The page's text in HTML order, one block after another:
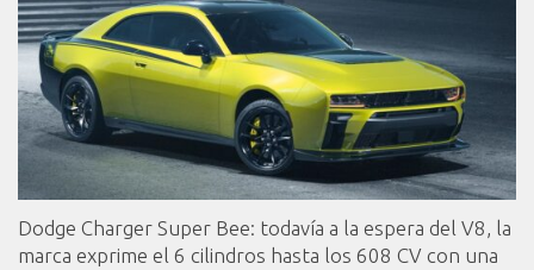
Dodge Charger Super Bee: todavía a la espera del V8, la
marca exprime el 6 cilindros hasta los 608 CV con una